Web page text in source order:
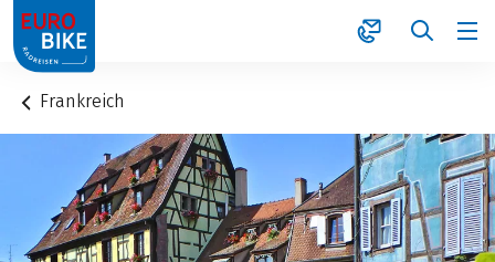
1
Frankreich